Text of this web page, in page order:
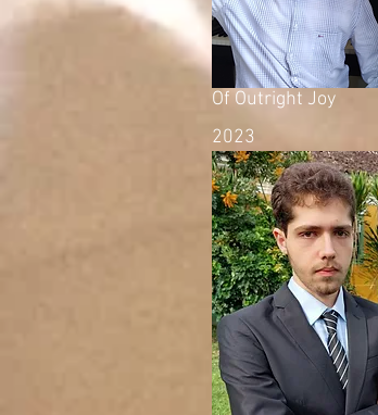
Of Outright Joy
2023